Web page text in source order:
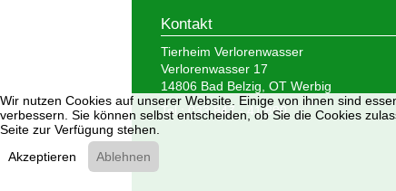
Kontakt
Tierheim Verlorenwasser
Verlorenwasser 17
14806 Bad Belzig, OT Werbig
Tel.: 033 847 - 41 890
Wir nutzen Cookies auf unserer Website. Einige von ihnen sind
verbessern. Sie können selbst entscheiden, ob Sie die Cookies
Seite zur Verfügung stehen.
Akzeptieren
Ablehnen